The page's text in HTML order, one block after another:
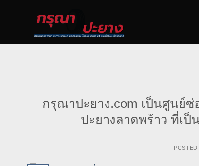
กรุณาปะยาง.com เป็นศูนย์
ปะยางลาดพร้าว ที่เ
POSTED